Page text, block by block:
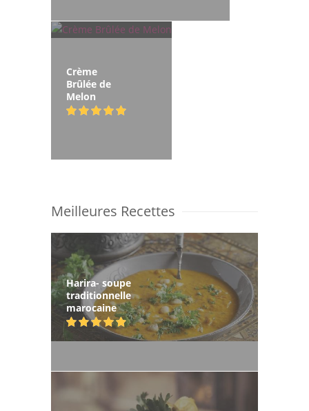
Crème
Brûlée de
Melon
Meilleures Recettes
Harira- soupe
traditionnelle
marocaine